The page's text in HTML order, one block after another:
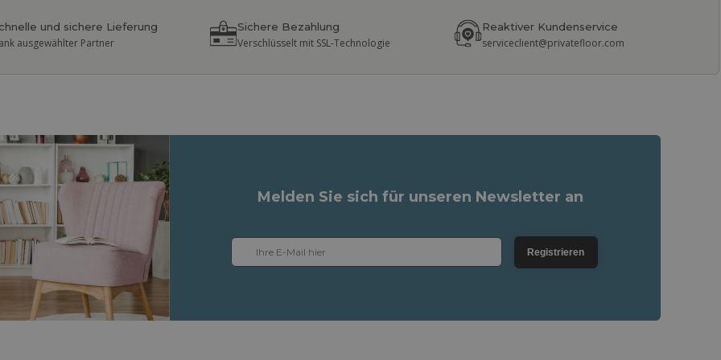
und sichere Lieferung
ausgewählter Partner
Sichere Bezahlung
Verschlüsselt mit SSL-Technologie
Reaktiver Kundenservice
serviceclient@privatefloor.com
Melden Sie sich für unseren Newsletter an
Registrieren